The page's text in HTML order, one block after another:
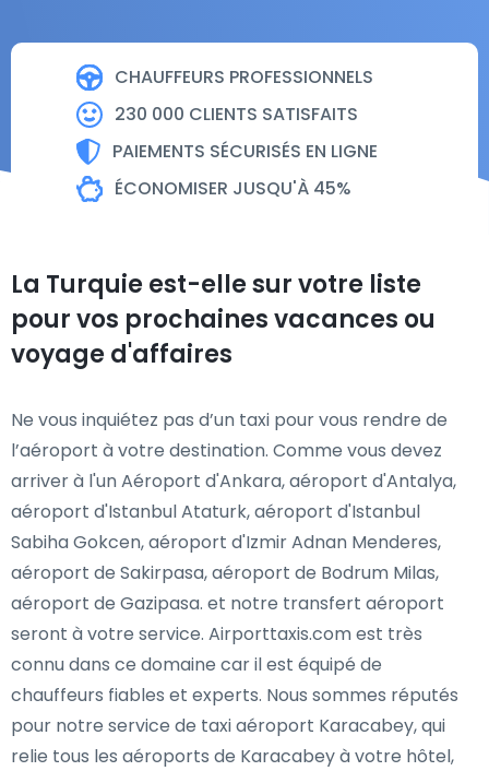
CHAUFFEURS PROFESSIONNELS
230 000 CLIENTS SATISFAITS
PAIEMENTS SÉCURISÉS EN LIGNE
ÉCONOMISER JUSQU'À 45%
La Turquie est-elle sur votre liste
pour vos prochaines vacances ou
voyage d'affaires
Ne vous inquiétez pas d’un taxi pour vous rendre de
l’aéroport à votre destination. Comme vous devez
arriver à l'un Aéroport d'Ankara, aéroport d'Antalya,
aéroport d'Istanbul Ataturk, aéroport d'Istanbul
Sabiha Gokcen, aéroport d'Izmir Adnan Menderes,
aéroport de Sakirpasa, aéroport de Bodrum Milas,
aéroport de Gazipasa. et notre transfert aéroport
seront à votre service. Airporttaxis.com est très
connu dans ce domaine car il est équipé de
chauffeurs fiables et experts. Nous sommes réputés
pour notre service de taxi aéroport Karacabey, qui
relie tous les aéroports de Karacabey à votre hôtel,